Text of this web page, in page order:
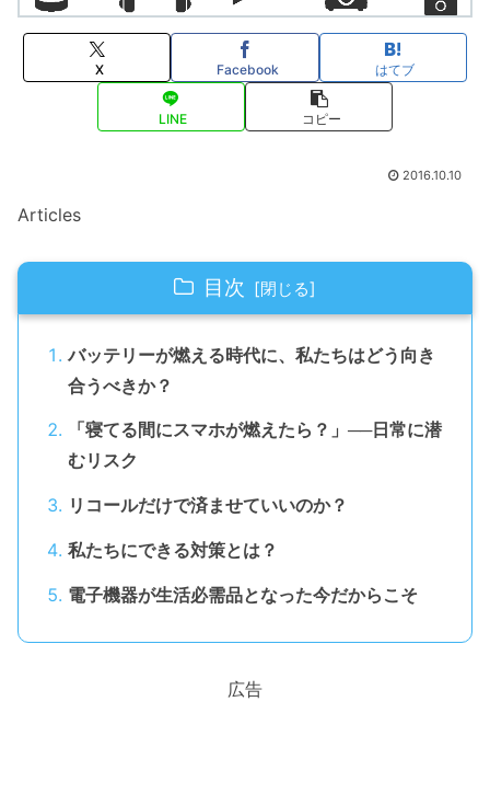
X Facebook はてブ
LINE コピー
2016.10.10
Articles
目次
バッテリーが燃える時代に、私たちはどう向き
合うべきか？
「寝てる間にスマホが燃えたら？」──日常に潜
むリスク
リコールだけで済ませていいのか？
私たちにできる対策とは？
電子機器が生活必需品となった今だからこそ
広告